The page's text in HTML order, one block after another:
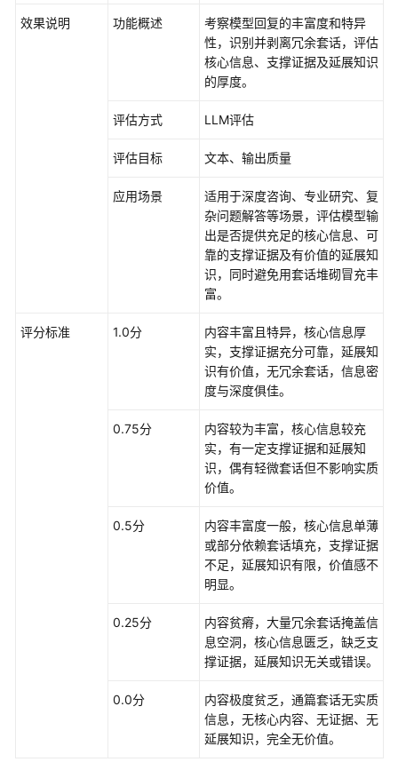
用
指
效果说明 功能概述
考察模型回复的丰富度和特异
性，识别并剥离冗余套话，评估
核心信息、支撑证据及延展知识
的厚度。
评估方式 LLM评估
评估目标 文本、输出质量
应用场景
适用于深度咨询、专业研究、复
杂问题解答等场景，评估模型输
出是否提供充足的核心信息、可
靠的支撑证据及有价值的延展知
识，同时避免用套话堆砌冒充丰
富。
评分标准 1.0分
内容丰富且特异，核心信息厚
实，支撑证据充分可靠，延展知
识有价值，无冗余套话，信息密
度与深度俱佳。
0.75分
内容较为丰富，核心信息较充
实，有一定支撑证据和延展知
识，偶有轻微套话但不影响实质
价值。
0.5分
内容丰富度一般，核心信息单薄
或部分依赖套话填充，支撑证据
不足，延展知识有限，价值感不
明显。
0.25分
内容贫瘠，大量冗余套话掩盖信
息空洞，核心信息匮乏，缺乏支
撑证据，延展知识无关或错误。
0.0分
内容极度贫乏，通篇套话无实质
信息，无核心内容、无证据、无
延展知识，完全无价值。